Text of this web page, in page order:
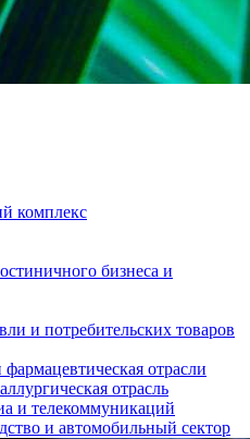
комплекс
бизнеса и
и потребительских товаров
отрасли
отрасль
и телекоммуникаций
и автомобильный сектор